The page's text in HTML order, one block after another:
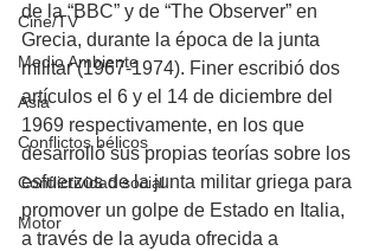
Cine/TV
Medio Ambiente
Asia
Conflictos bélicos
Conflictividad social
Motor
de la “BBC” y de “The Observer” en
Grecia, durante la época de la junta
militar (1967-1974). Finer escribió dos
artículos el 6 y el 14 de diciembre del
1969 respectivamente, en los que
desarrolló sus propias teorías sobre los
esfuerzos de la junta militar griega para
promover un golpe de Estado en Italia,
a través de la ayuda ofrecida a